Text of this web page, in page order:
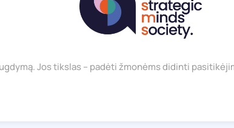
Jos tikslas – padėti žmonėms didinti